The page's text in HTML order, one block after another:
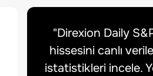
"Direxion Daily
hissesini canlı
istatistikleri incele.